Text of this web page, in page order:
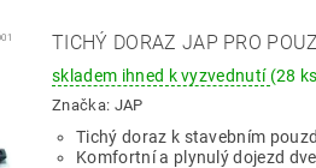
TICHÝ DORAZ JAP PRO
skladem ihned k vyzvednutí (28
Značka: JAP
Tichý doraz k stavebním
Komfortní a plynulý dojezd